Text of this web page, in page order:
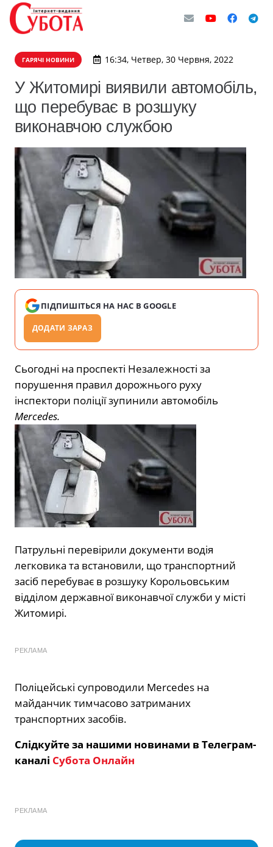
ГАРЯЧІ НОВИНИ 16:34, Четвер, 30 Червня, 2022
У Житомирі виявили автомобіль,
що перебуває в розшуку
виконавчою службою
ПІДПИШІТЬСЯ НА НАС В GOOGLE
ДОДАТИ ЗАРАЗ
Сьогодні на проспекті Незалежності за
порушення правил дорожнього руху
інспектори поліції зупинили автомобіль
Mercedes.
Патрульні перевірили документи водія
легковика та встановили, що транспортний
засіб перебуває в розшуку Корольовським
відділом державної виконавчої служби у місті
Житомирі.
РЕКЛАМА
Поліцейські супроводили Mercedes на
майданчик тимчасово затриманих
транспортних засобів.
Слідкуйте за нашими новинами в Телеграм-
каналі Субота Онлайн
РЕКЛАМА